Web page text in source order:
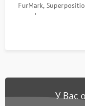
FurMark,
графического
артефактов
У Вас